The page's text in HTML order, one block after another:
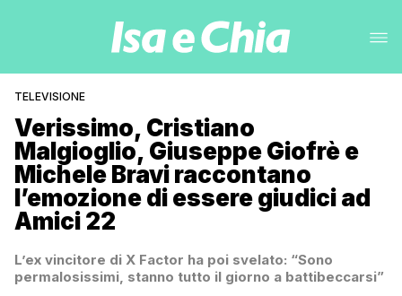
TELEVISIONE
Verissimo, Cristiano
Malgioglio, Giuseppe Giofrè e
Michele Bravi raccontano
l’emozione di essere giudici ad
Amici 22
L’ex vincitore di X Factor ha poi svelato: “Sono
permalosissimi, stanno tutto il giorno a battibeccarsi”